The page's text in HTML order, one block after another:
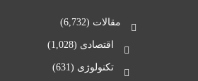
مقالات (6,732)
اقتصادی (1,028)
تکنولوژی (631)